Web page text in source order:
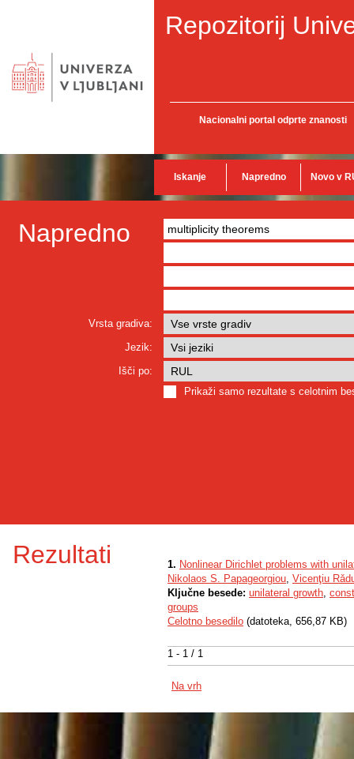
Repozitorij
Nacionalni portal odprte znanosti
Iskanje Napredno Novo v
Napredno
Vrsta gradiva:
Jezik:
Išči po:
Prikaži samo rezultate s celotnim
Rezultati
1 - 1 / 1
1. Nonlinear Dirichlet problems with
Nikolaos S. Papageorgiou, Vicenţiu
Ključne besede: unilateral growth,
groups
Celotno besedilo (datoteka, 656,87 KB)
Na vrh